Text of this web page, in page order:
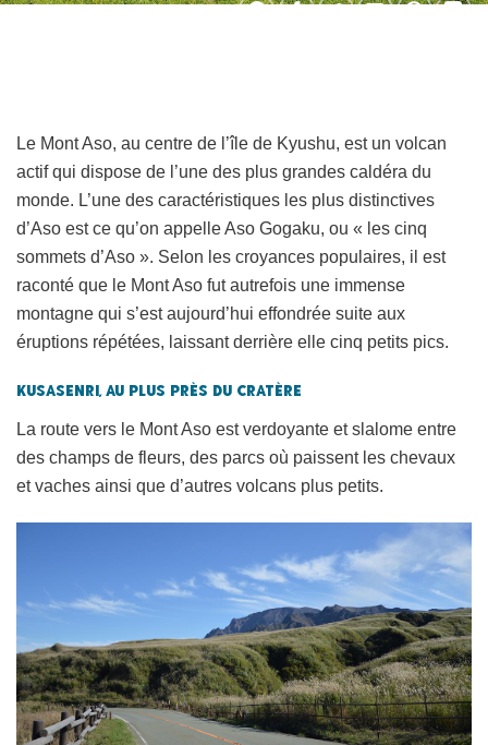
Le Mont Aso, au centre de l’île de Kyushu, est un volcan
actif qui dispose de l’une des plus grandes caldéra du
monde. L’une des caractéristiques les plus distinctives
d’Aso est ce qu’on appelle Aso Gogaku, ou « les cinq
sommets d’Aso ». Selon les croyances populaires, il est
raconté que le Mont Aso fut autrefois une immense
montagne qui s’est aujourd’hui effondrée suite aux
éruptions répétées, laissant derrière elle cinq petits pics.
Kusasenri, au plus près du cratère
La route vers le Mont Aso est verdoyante et slalome entre
des champs de fleurs, des parcs où paissent les chevaux
et vaches ainsi que d’autres volcans plus petits.